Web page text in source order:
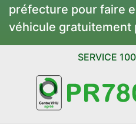
préfecture pour faire
véhicule gratuitement
SERVICE